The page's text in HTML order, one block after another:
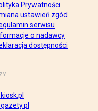
Prywatności
ustawień zgód
serwisu
o nadawcy
dostępności
gazety.pl